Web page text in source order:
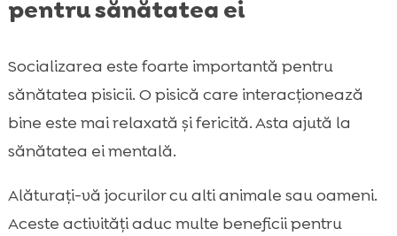
pentru sănătatea ei
Socializarea este foarte importantă pentru
sănătatea pisicii. O pisică care interacționează
bine este mai relaxată și fericită. Asta ajută la
sănătatea ei mentală.
Alăturați-vă jocurilor cu alti animale sau oameni.
Aceste activități aduc multe beneficii pentru